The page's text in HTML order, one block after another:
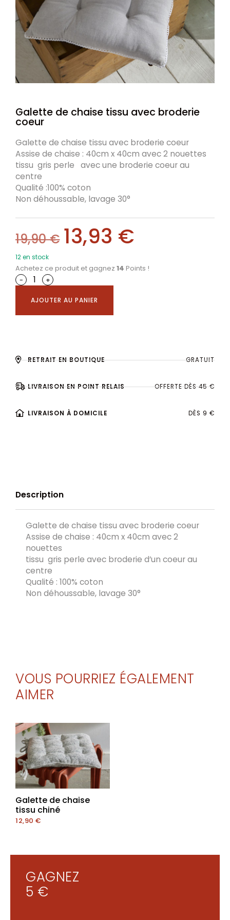
Galette de chaise tissu avec broderie
coeur
Galette de chaise tissu avec broderie coeur
Assise de chaise : 40cm x 40cm avec 2 nouettes
tissu gris perle avec une broderie coeur au
centre
Qualité :100% coton
Non déhoussable, lavage 30°
19,90€ 13,93 €
12 en stock
Achetez ce produit et gagnez 14 Points !
-
+
AJOUTER AU PANIER
RETRAIT EN BOUTIQUE GRATUIT
LIVRAISON EN POINT RELAIS OFFERTE DÈS 45 €
LIVRAISON À DOMICILE DÈS 9 €
Description
Galette de chaise tissu avec broderie coeur
Assise de chaise : 40cm x 40cm avec 2
nouettes
tissu gris perle avec broderie d’un coeur au
centre
Qualité : 100% coton
Non déhoussable, lavage 30°
VOUS POURRIEZ ÉGALEMENT
AIMER
Galette de chaise
tissu chiné
12,90 €
GAGNEZ
5 €